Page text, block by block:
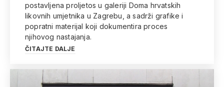
postavljena proljetos u galeriji Doma hrvatskih
likovnih umjetnika u Zagrebu, a sadrži grafike i
popratni materijal koji dokumentira proces
njihovog nastajanja.
ČITAJTE DALJE